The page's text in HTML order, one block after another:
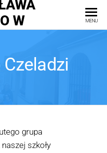
W
MENU
grupa
szkoły